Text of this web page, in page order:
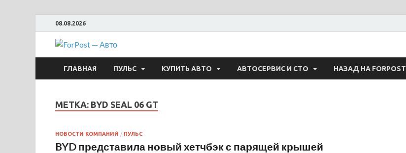
08.08.2026
ForPost — Авто
ГЛАВНАЯ ПУЛЬС КУПИТЬ АВТО АВТОСЕРВИС И СТО НАЗАД НА FORPOST
МЕТКА: BYD SEAL 06 GT
НОВОСТИ КОМПАНИЙ / ПУЛЬС
BYD представила новый хетчбэк с парящей крышей